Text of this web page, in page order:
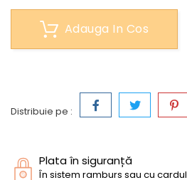
Adauga In Cos
Distribuie pe :
Plata în siguranță
În sistem ramburs sau cu cardul